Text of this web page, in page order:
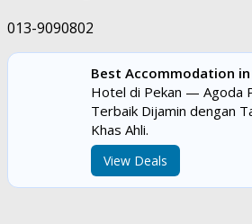
013-9090802
Best Accommodation in
Hotel di Pekan — Agoda
Terbaik Dijamin dengan
Khas Ahli.
View Deals